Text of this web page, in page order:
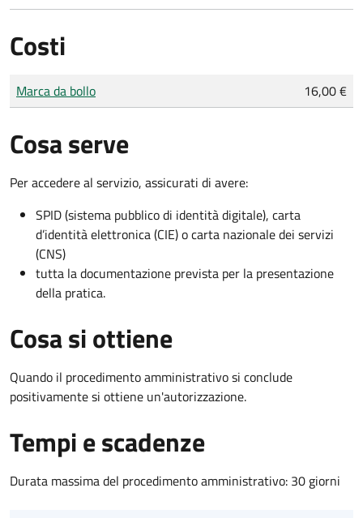
Costi
Tipo di pagamento
Importo
Marca da bollo 16,00 €
Cosa serve
Per accedere al servizio, assicurati di avere:
SPID (sistema pubblico di identità digitale), carta
d’identità elettronica (CIE) o carta nazionale dei servizi
(CNS)
tutta la documentazione prevista per la presentazione
della pratica.
Cosa si ottiene
Quando il procedimento amministrativo si conclude
positivamente si ottiene un'autorizzazione.
Tempi e scadenze
Durata massima del procedimento amministrativo: 30 giorni